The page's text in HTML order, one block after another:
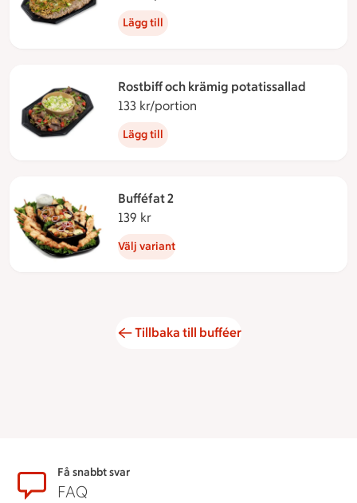
Lägg till
Rostbiff och krämig potatissallad
133 kr/portion
Lägg till
Bufféfat 2
139 kr
Välj variant
Tillbaka till bufféer
SidfotFå snabbt svar
FAQ